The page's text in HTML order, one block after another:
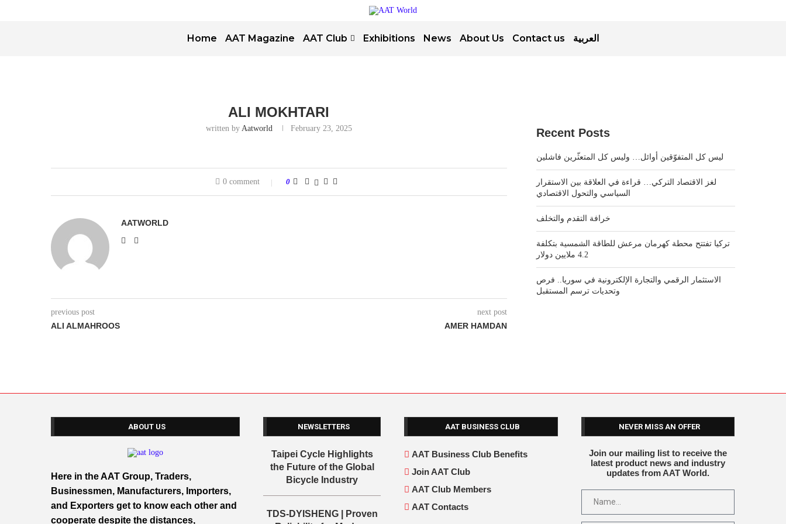
Home AAT Magazine AAT Club Exhibitions News About Us Contact us العربية
ALI MOKHTARI
written by Aatworld February 23, 2025
0 comment 0
AATWORLD
previous post
ALI ALMAHROOS
next post
AMER HAMDAN
Recent Posts
ليس كل المتفوّقين أوائل… وليس كل المتعثّرين فاشلين
لغز الاقتصاد التركي… قراءة في العلاقة بين الاستقرار
السياسي والتحول الاقتصادي
خرافة التقدم والتخلف
تركيا تفتتح محطة كهرمان مرعش للطاقة الشمسية بتكلفة
4.2 ملايين دولار
الاستثمار الرقمي والتجارة الإلكترونية في سوريا.. فرص
وتحديات ترسم المستقبل
ABOUT US
Here in the AAT Group, Traders,
Businessmen, Manufacturers, Importers,
and Exporters get to know each other and
cooperate despite the distances,
NEWSLETTERS
Taipei Cycle Highlights
the Future of the Global
Bicycle Industry
TDS-DYISHENG | Proven
AAT BUSINESS CLUB
AAT Business Club Benefits
Join AAT Club
AAT Club Members
AAT Contacts
NEVER MISS AN OFFER
Join our mailing list to receive the
latest product news and industry
updates from AAT World.